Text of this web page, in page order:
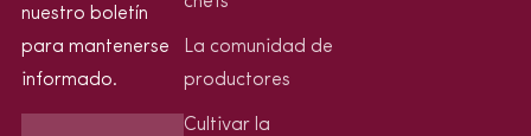
nuestro boletín
para mantenerse
informado.
La comunidad de
productores
Cultivar la